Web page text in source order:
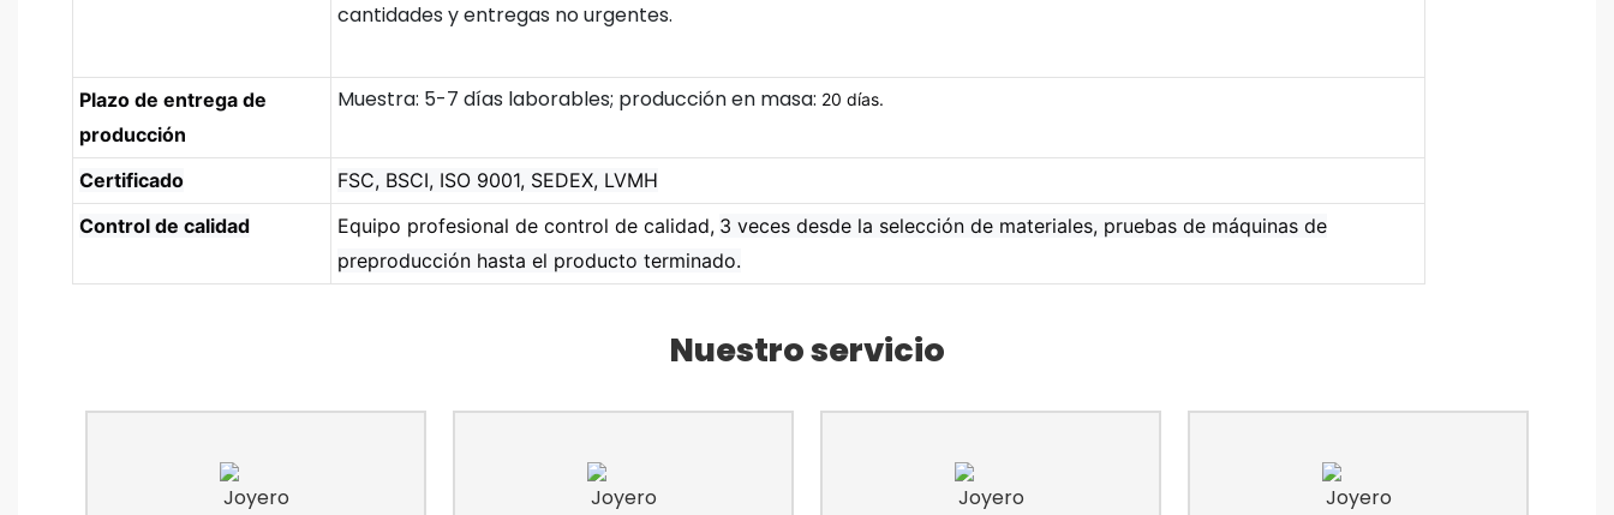
cantidades y entregas no urgentes.
Plazo de entrega de
producción
Muestra: 5-7 días laborables; producción en masa: 20 días.
Certificado
FSC, BSCI, ISO 9001, SEDEX, LVMH
Control de calidad
Equipo profesional de control de calidad, 3 veces desde la selección de materiales, pruebas de máquinas de
preproducción hasta el producto terminado.
Nuestro servicio